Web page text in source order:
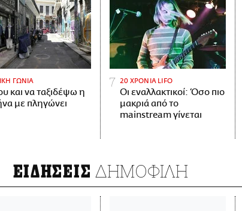
ΓΩΝΙΑ
και να ταξιδέψω η
με πληγώνει
20 ΧΡΟΝΙΑ LIFO
Οι εναλλακτικοί: Όσο πιο
μακριά από το
mainstream γίνεται
ΕΙΔΗΣΕΙΣ ΔΗΜΟΦΙΛΗ